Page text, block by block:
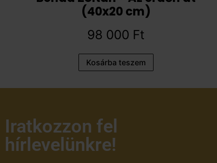
(40x20 cm)
98 000 Ft
Kosárba teszem
Iratkozzon fel
hírlevelünkre!